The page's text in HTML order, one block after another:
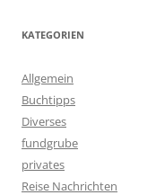
KATEGORIEN
Allgemein
Buchtipps
Diverses
fundgrube
privates
Reise Nachrichten